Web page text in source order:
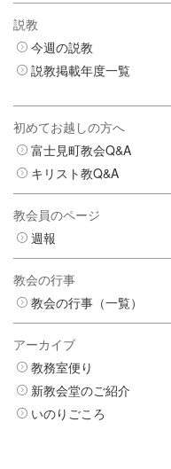
説教
今週の説教
説教掲載年度一覧
初めてお越しの方へ
富士見町教会Q&A
キリスト教Q&A
教会員のページ
週報
教会の行事
教会の行事（一覧）
アーカイブ
教務室便り
新教会堂のご紹介
いのりごころ